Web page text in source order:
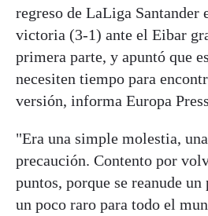
regreso de LaLiga Santander
victoria (3-1) ante el Eibar
primera parte, y apuntó que
necesiten tiempo para
versión, informa Europa
"Era una simple molestia,
precaución. Contento por
puntos, porque se reanude
un poco raro para todo el